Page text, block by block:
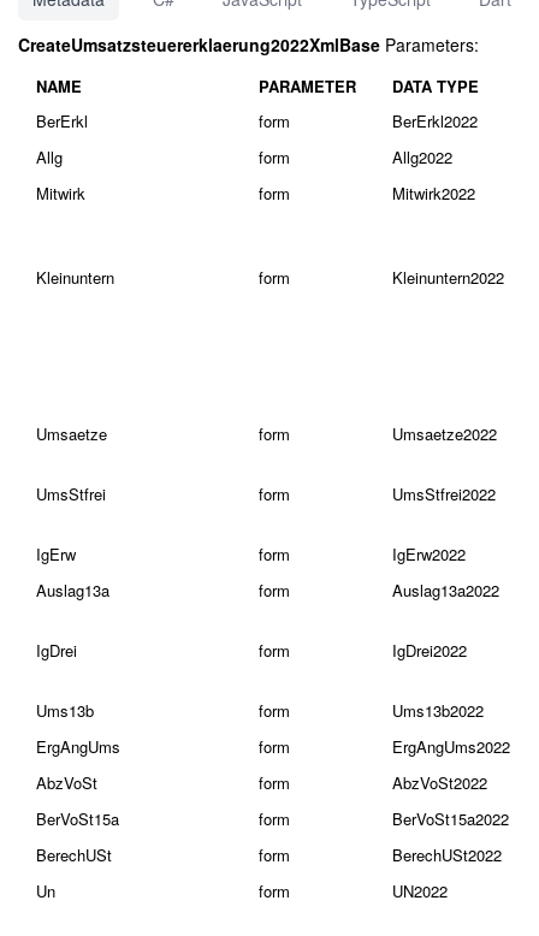
CreateUmsatzsteuererklaerung2022XmlBase Parameters:
NAME PARAMETER
DATA TYPE
BerErkl
form
BerErkl2022
Allg
form
Allg2022
Mitwirk
form Mitwirk2022
Kleinuntern form Kleinuntern2022
Umsaetze form Umsaetze2022
UmsStfrei form UmsStfrei2022
IgErw form
IgErw2022
Auslag13a
form Auslag13a2022
IgDrei form IgDrei2022
Ums13b form
Ums13b2022
ErgAngUms
form
ErgAngUms2022
AbzVoSt
form
AbzVoSt2022
BerVoSt15a
form
BerVoSt15a2022
BerechUSt
form
BerechUSt2022
Un
form UN2022